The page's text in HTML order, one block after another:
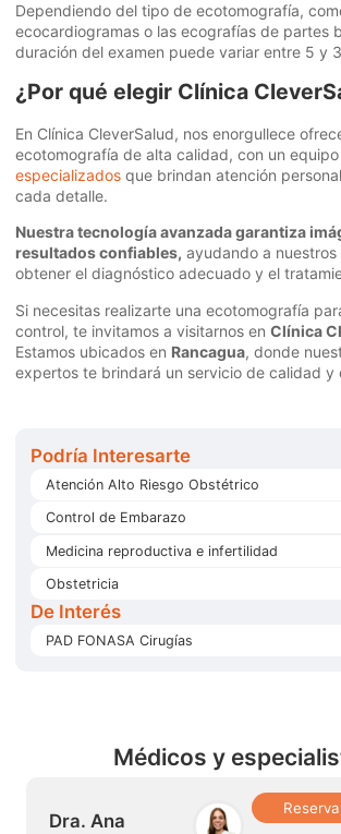
Dependiendo del tipo de ecotomografía,
ecocardiogramas o las ecografías de partes
duración del examen puede variar entre 5 y
¿Por qué elegir Clínica
En Clínica CleverSalud, nos enorgullece
ecotomografía de alta calidad, con un
especializados que brindan atención
cada detalle.
Nuestra tecnología avanzada garantiza
resultados confiables, ayudando a nuestros
obtener el diagnóstico adecuado y el
Si necesitas realizarte una ecotomografía
control, te invitamos a visitarnos en Clínica
Estamos ubicados en Rancagua, donde
expertos te brindará un servicio de calidad y
Podría Interesarte
Atención Alto Riesgo Obstétrico
Control de Embarazo
Medicina reproductiva e infertilidad
Obstetricia
De Interés
PAD FONASA Cirugías
Médicos y
Dra. Ana